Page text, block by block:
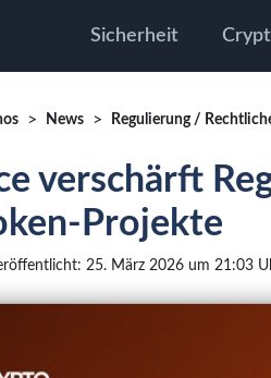
Sicherheit
News Regulierung /
verschärft
Projekte
25. März 2026 um 21:03